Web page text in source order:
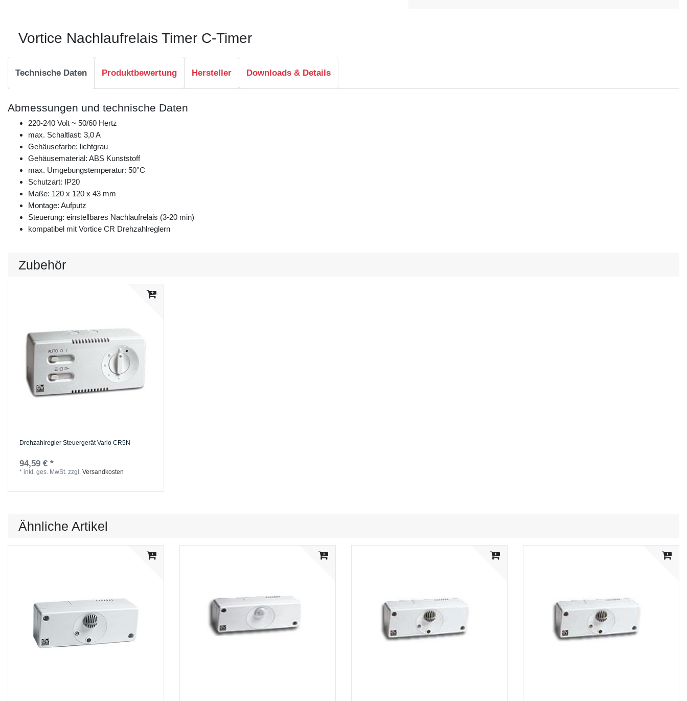
Vortice Nachlaufrelais Timer C-Timer
Technische Daten Produktbewertung Hersteller Downloads & Details
Abmessungen und technische Daten
220-240 Volt ~ 50/60 Hertz
max. Schaltlast: 3,0 A
Gehäusefarbe: lichtgrau
Gehäusematerial: ABS Kunststoff
max. Umgebungstemperatur: 50°C
Schutzart: IP20
Maße: 120 x 120 x 43 mm
Montage: Aufputz
Steuerung: einstellbares Nachlaufrelais (3-20 min)
kompatibel mit Vortice CR Drehzahlreglern
Zubehör
Drehzahlregler Steuergerät Vario CR5N
94,59 € *
*inkl. ges. MwSt. zzgl.Versandkosten
Ähnliche Artikel